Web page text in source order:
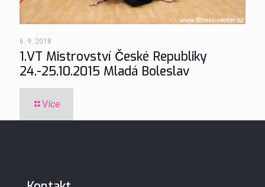
6. 9. 2018
1.VT Mistrovství České Republiky
24.-25.10.2015 Mladá Boleslav
Více